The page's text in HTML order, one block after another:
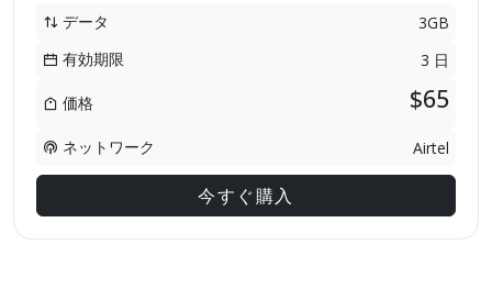
データ
3GB
有効期限
3 日
価格 $65
ネットワーク Airtel
今すぐ購入